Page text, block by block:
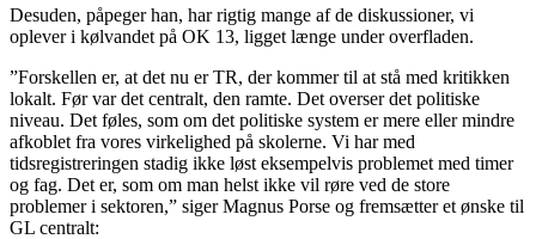
Desuden, påpeger han, har rigtig mange af de diskussioner, vi
oplever i kølvandet på OK 13, ligget længe under overfladen.
”Forskellen er, at det nu er TR, der kommer til at stå med kritikken
lokalt. Før var det centralt, den ramte. Det overser det politiske
niveau. Det føles, som om det politiske system er mere eller mindre
afkoblet fra vores virkelighed på skolerne. Vi har med
tidsregistreringen stadig ikke løst eksempelvis problemet med timer
og fag. Det er, som om man helst ikke vil røre ved de store
problemer i sektoren,” siger Magnus Porse og fremsætter et ønske til
GL centralt: